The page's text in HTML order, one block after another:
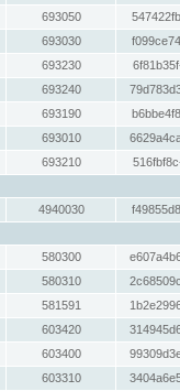
693050
693030
693230
693240
693190
693010
693210
4940030
580300
580310
581591
603420
603400
603310